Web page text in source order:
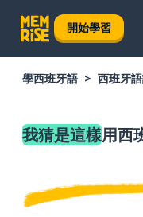
開始學習
學西班牙語 西班牙
我猜是這樣用西